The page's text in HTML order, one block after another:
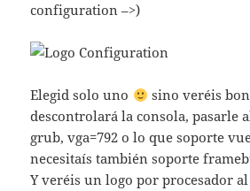
configuration –>)
Elegid solo uno
sino veréis
descontrolará la consola, pasarle
grub, vga=792 o lo que soporte
necesitaís también soporte
Y veréis un logo por procesador